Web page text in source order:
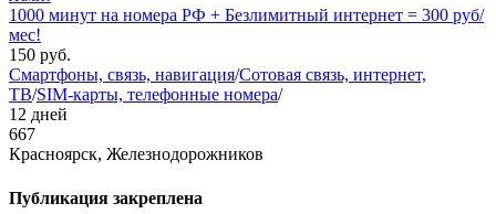
1000 минут на номера РФ + Безлимитный интернет = 300 руб/
мес!
150 руб.
Смартфоны, связь, навигация/Сотовая связь, интернет,
ТВ/SIM-карты, телефонные номера/
12 дней
667
Красноярск, Железнодорожников
Публикация закреплена